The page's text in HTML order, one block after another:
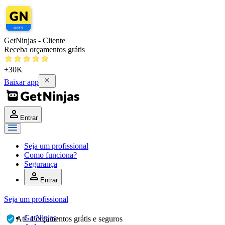
GetNinjas - Cliente
Receba orçamentos grátis
+30K
Baixar app
Entrar
Seja um profissional
Como funciona?
Segurança
Entrar
Seja um profissional
GetNinjas›
Até 4 orçamentos grátis e seguros